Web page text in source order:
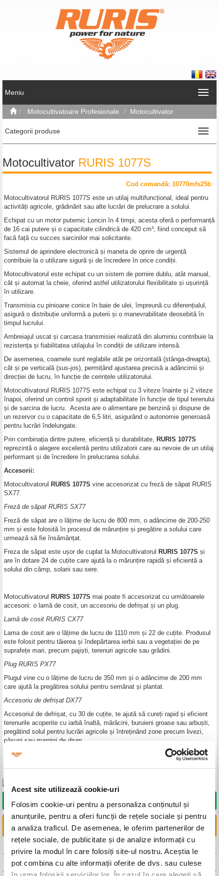
Acest site utilizează cookie-uri
Folosim cookie-uri pentru a personaliza conținutul și
anunțurile, pentru a oferi funcții de rețele sociale și pentru
a analiza traficul. De asemenea, le oferim partenerilor de
rețele sociale, de publicitate și de analize informații cu
privire la modul în care folosiți site-ul nostru. Aceștia le
pot combina cu alte informații oferite de dvs. sau culese
Meniu
Motocultivatoare Profesionale Motocultivator
Categorii produse
Motocultivator RURIS 1077S
Cod comandă: 10770mfs25b
Motocultivatorul RURIS 1077S este un utilaj multifuncțional, ideal pentru
activități agricole, grădinărit sau alte lucrări de prelucrare a solului.
Echipat cu un motor puternic Loncin în 4 timpi, acesta oferă o performanță
de 16 cai putere și o capacitate cilindrică de 420 cm³, fiind conceput să
facă față cu succes sarcinilor mai solicitante.
Sistemul de aprindere electronică și maneta de oprire de urgență
contribuie la o utilizare sigură și de încredere în orice condiții.
Motocultivatorul este echipat cu un sistem de pornire dublu, atât manual,
cât și automat la cheie, oferind astfel utilizatorului flexibilitate și ușurință
în utilizare.
Transmisia cu pinioane conice în baie de ulei, împreună cu diferențialul,
asigură o distribuție uniformă a puterii și o manevrabilitate deosebită în
timpul lucrului.
Ambreiajul uscat și carcasa transmisiei realizată din aluminiu contribuie la
rezistența și fiabilitatea utilajului în condiții de utilizare intensă.
De asemenea, coarnele sunt reglabile atât pe orizontală (stânga-dreapta),
cât și pe verticală (sus-jos), permițând ajustarea precisă a adâncimii și
direcției de lucru, în funcție de cerințele utilizatorului.
Motocultivatorul RURIS 1077S este echipat cu 3 viteze înainte și 2 viteze
înapoi, oferind un control sporit și adaptabilitate în funcție de tipul terenului
și de sarcina de lucru. Acesta are o alimentare pe benzină și dispune de
un rezervor cu o capacitate de 6,5 litri, asigurând o autonomie generoasă
pentru lucrări îndelungate.
Prin combinația dintre putere, eficiență și durabilitate, RURIS 1077S
reprezintă o alegere excelentă pentru utilizatorii care au nevoie de un utilaj
performant și de încredere în prelucrarea solului.
Accesorii:
Motocultivatorul RURIS 1077S vine accesorizat cu freză de săpat RURIS
SX77.
Freză de săpat RURIS SX77
Freză de săpat are o lățime de lucru de 800 mm, o adâncime de 200-250
mm și este folosită în procesul de mărunțire și pregătire a solului care
urmează să fie însămânțat.
Freza de săpat este ușor de cuplat la Motocultivatorul RURIS 1077S și
are în dotare 24 de cuțite care ajută la o mărunțire rapidă și eficientă a
solului din câmp, solarii sau sere.
Motocultivatorul RURIS 1077S mai poate fi accesorizat cu următoarele
accesorii: o lamă de cosit, un accesoriu de defrișat și un plug.
Lamă de cosit RURIS CX77
Lama de cosit are o lățime de lucru de 1110 mm și 22 de cuțite. Produsul
este folosit pentru tăierea și îndepărtarea ierbii sau a vegetației de pe
suprafețe mari, precum pajiști, terenuri agricole sau grădini.
Plug RURIS PX77
Plugul vine cu o lățime de lucru de 350 mm și o adâncime de 200 mm
care ajută la pregătirea solului pentru semănat și plantat.
Accesoriu de defrișat DX77
Accesoriul de defrișat, cu 30 de cuțite, te ajută să cureți rapid și eficient
terenurile acoperite cu iarbă înaltă, mărăcini, buruieni groase sau arbuști,
pregătind solul pentru lucrări agricole și întreținând zone precum livezi,
pășuni sau margini de drum.
Acesta are o lățime de lucru de 600 mm și o înălțime de 100 mm,
contribuind, astfel, la un spațiu mai curat, mai sigur și mai ușor de lucrat.
DORESC SĂ CUMPĂR
LINKURI UTILE
CAUTA DISTRIBUITOR
CAUTA SERVICE